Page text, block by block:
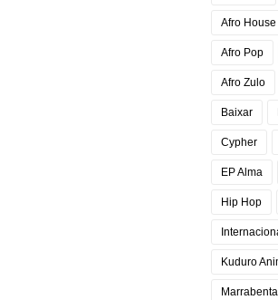
Afro House
Afro Pop
Afro Zulo
Baixar
Cypher
EP Alma
Hip Hop
Kuduro
Marrabenta